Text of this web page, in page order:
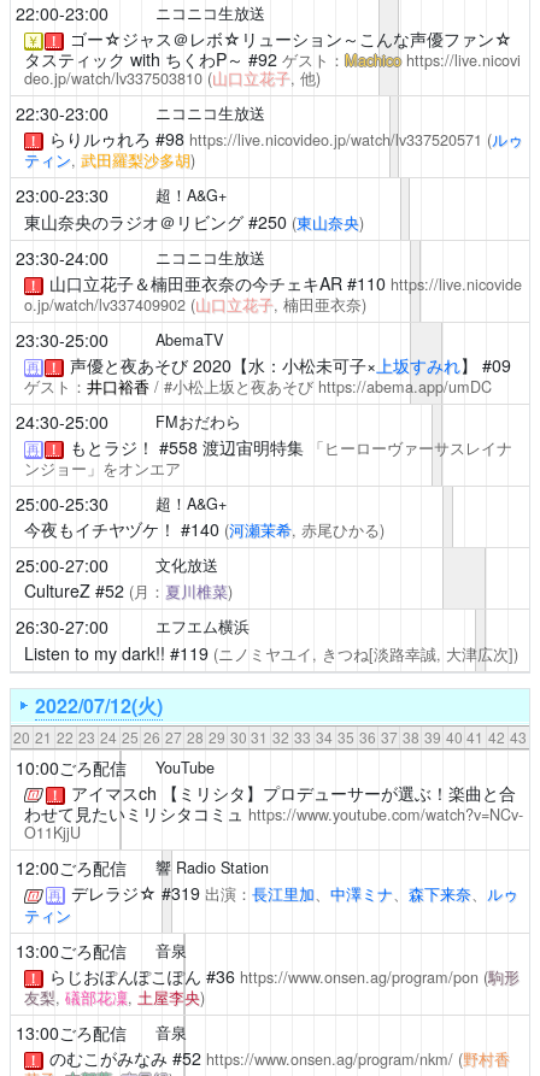
22:00-23:00 ニコニコ生放送
￥ ！
ゴー☆ジャス＠レボ☆リューション～こんな声優ファン☆
タスティック with ちくわP～ #92 ゲスト： Machico https://live.nicovi
deo.jp/watch/lv337503810 (山口立花子, 他)
22:30-23:00 ニコニコ生放送
！ らりルゥれろ #98 https://live.nicovideo.jp/watch/lv337520571 (ルゥ
ティン, 武田羅梨沙多胡)
23:00-23:30 超！A&G+
東山奈央のラジオ＠リビング#250 (東山奈央)
23:30-24:00 ニコニコ生放送
！ 山口立花子＆楠田亜衣奈の今チェキAR#110 https://live.nicovide
o.jp/watch/lv337409902 (山口立花子, 楠田亜衣奈)
23:30-25:00 AbemaTV
再 ！ 声優と夜あそび2020【水：小松未可子× 上坂すみれ】 #09
ゲスト： 井口裕香/ #小松上坂と夜あそび https://abema.app/umDC
24:30-25:00 FMおだわら
再 ！ もとラジ！ #558 渡辺宙明特集
「ヒーローヴァーサスレイナ
ンジョー」をオンエア
25:00-25:30 超！A&G+
今夜もイチヤヅケ！ #140 (河瀬茉希, 赤尾ひかる)
25:00-27:00 文化放送
CultureZ#52 (月： 夏川椎菜)
26:30-27:00 エフエム横浜
Listen to my dark!! #119 (ニノミヤユイ, きつね[淡路幸誠, 大津広次])
2022/07/12(火)
20 21 22 23 24 25 26 27 28 29 30 31 32 33 34 35 36 37 38 39 40 41 42 43
10:00ごろ配信 YouTube
！ アイマスch 【ミリシタ】プロデューサーが選ぶ！楽曲と合
わせて見たいミリシタコミュ https://www.youtube.com/watch?v=NCv-
O11KjjU
12:00ごろ配信 響 Radio Station
再 デレラジ☆ #319 出演： 長江里加、 中澤ミナ、 森下来奈、 ルゥ
ティン
13:00ごろ配信 音泉
！ らじおぽんぽこぽん #36 https://www.onsen.ag/program/pon (駒形
友梨, 礒部花凜, 土屋李央)
13:00ごろ配信 音泉
！ のむこがみなみ #52 https://www.onsen.ag/program/nkm/ (野村香